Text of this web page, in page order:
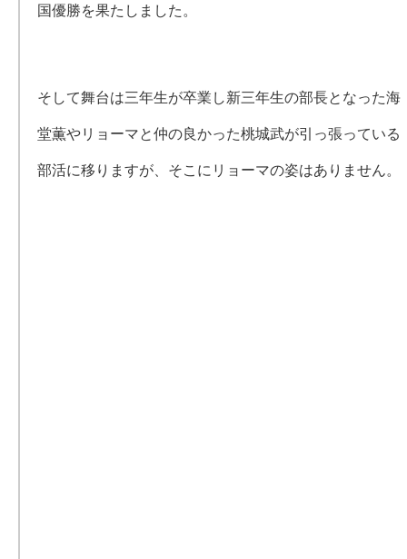
国優勝を果たしました。
そして舞台は三年生が卒業し新三年生の部長となった海
堂薫やリョーマと仲の良かった桃城武が引っ張っている
部活に移りますが、そこにリョーマの姿はありません。